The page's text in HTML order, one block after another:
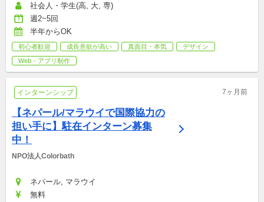
社会人・学生(高, 大, 専)
週2~5回
半年からOK
初心者歓迎 成長意欲が高い 真面目・本気
デザイン
Web・アプリ制作
インターンシップ 7ヶ月前
【ネパール/マラウイで国際協力の
担い手に】駐在インターン募集
中！
NPO法人Colorbath
ネパール, マラウイ
無料